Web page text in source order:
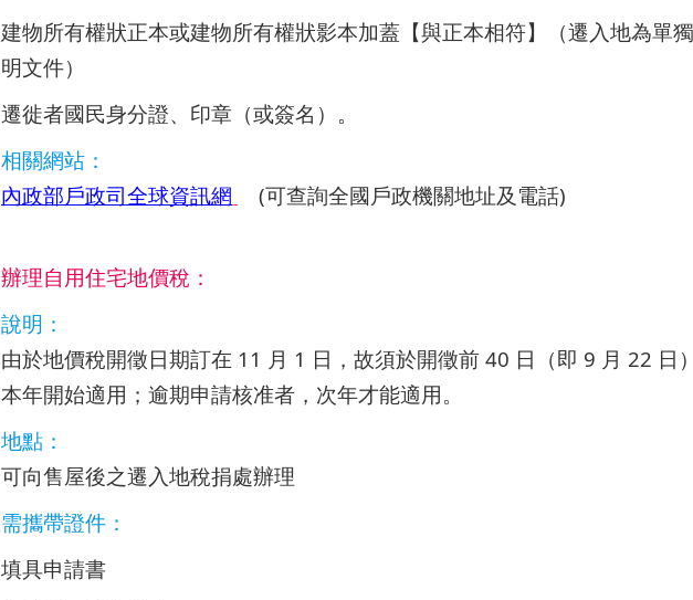
建物所有權狀正本或建物所有權狀影本加蓋【與正本相符】（遷入地為單
明文件）
遷徙者國民身分證、印章（或簽名）。
相關網站：
內政部戶政司全球資訊網
(可查詢全國戶政機關地址及電話)
辦理自用住宅地價稅：
說明：
由於地價稅開徵日期訂在 11 月 1 日，故須於開徵前 40 日（即 9 月 22 日
本年開始適用；逾期申請核准者，次年才能適用。
地點：
可向售屋後之遷入地稅捐處辦理
需攜帶證件：
填具申請書